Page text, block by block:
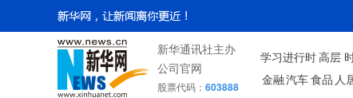
新华通讯社主办
公司官网
股票代码： 603888
学习进行时 高层
金融 汽车 食品 人